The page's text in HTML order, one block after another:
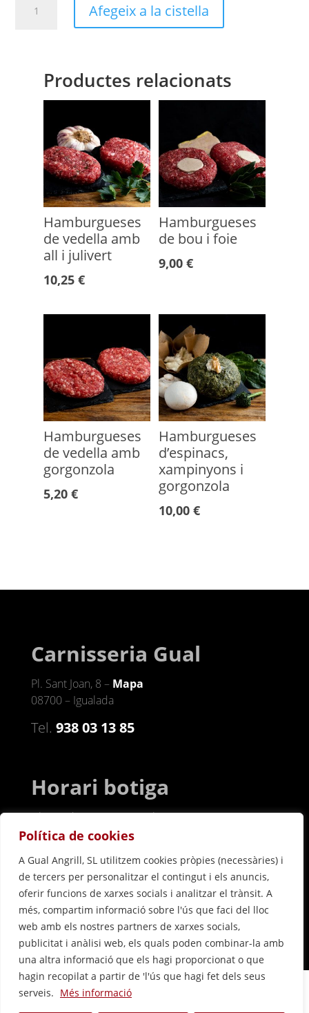
Política de cookies
A Gual Angrill, SL utilitzem cookies pròpies (necessàries) i
de tercers per personalitzar el contingut i els anuncis,
oferir funcions de xarxes socials i analitzar el trànsit. A
més, compartim informació sobre l'ús que faci del lloc
web amb els nostres partners de xarxes socials,
publicitat i anàlisi web, els quals poden combinar-la amb
una altra informació que els hagi proporcionat o que
hagin recopilat a partir de 'l'ús que hagi fet dels seus
serveis. Més informació
Hamburgueses
Afegeix a la cistella
Productes relacionats
Hamburgueses
de vedella amb
all i julivert
10,25 €
Hamburgueses
de bou i foie
9,00€
Hamburgueses
de vedella amb
gorgonzola
5,20 €
Hamburgueses
d’espinacs,
xampinyons i
gorgonzola
10,00€
Carnisseria Gual
Pl. Sant Joan, 8 – Mapa
08700 – Igualada
Tel. 938 03 13 85
Horari botiga
Dl a Dv de 8 a 14 i 17-20h
Ds de 8 a 15h / Dg tancat
Condicions generals de contractació |
Política de privacitat|Política de cookies|Fet a